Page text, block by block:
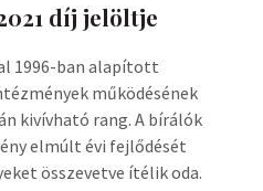
díj jelöltje
1996-ban alapított
működésének
kivívható rang. A bírálók
elmúlt évi fejlődését
összevetve ítélik oda.